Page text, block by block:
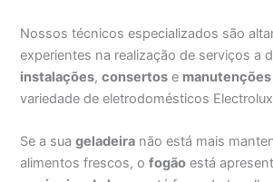
Nossos técnicos especializados são
experientes na realização de serviços a
instalações,consertos e manutenções
variedade de eletrodomésticos
Se a suageladeira não está mais
alimentos frescos, ofogão está